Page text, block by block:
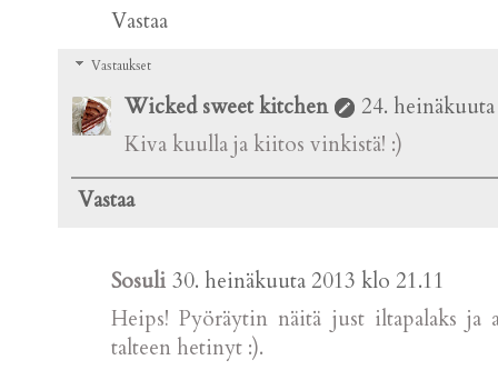
Vastaa
Vastaukset
Wicked sweet kitchen
24.
Kiva kuulla ja kiitos vinkistä! :)
Vastaa
Sosuli 30. heinäkuuta 2013 klo 21.11
Heips! Pyöräytin näitä just iltapalaks
talteen hetinyt :).